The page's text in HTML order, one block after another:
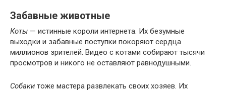
Забавные животные
Коты — истинные короли интернета. Их безумные
выходки и забавные поступки покоряют сердца
миллионов зрителей. Видео с котами собирают тысячи
просмотров и никого не оставляют равнодушными.
Собаки тоже мастера развлекать своих хозяев. Их